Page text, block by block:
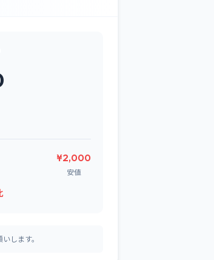
¥2,000
安値
します。